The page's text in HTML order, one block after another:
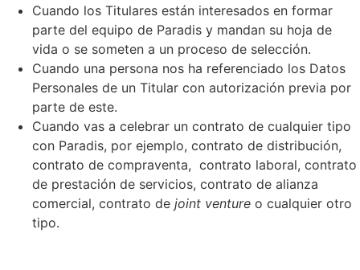
Cuando los Titulares están interesados en formar
parte del equipo de Paradis y mandan su hoja de
vida o se someten a un proceso de selección.
Cuando una persona nos ha referenciado los Datos
Personales de un Titular con autorización previa por
parte de este.
Cuando vas a celebrar un contrato de cualquier tipo
con Paradis, por ejemplo, contrato de distribución,
contrato de compraventa, contrato laboral, contrato
de prestación de servicios, contrato de alianza
comercial, contrato de joint venture o cualquier otro
tipo.